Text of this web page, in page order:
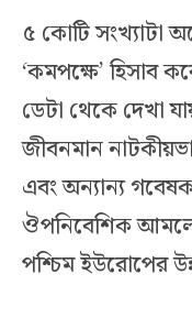
৫ কোটি সংখ্যাটা
‘কমপক্ষে’ হিসাব
ডেটা থেকে দেখা
জীবনমান
এবং অন্যান্য
ঔপনিবেশিক
পশ্চিম ইউরোপের